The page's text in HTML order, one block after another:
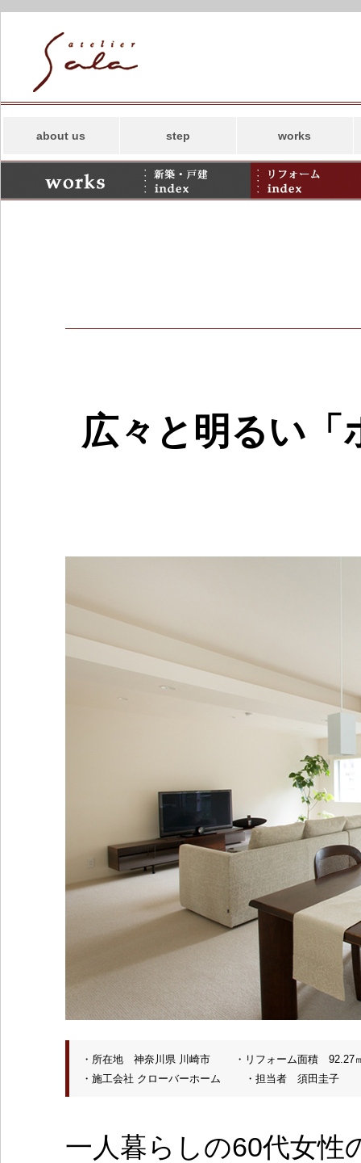
about us
コンセプト
事務所案内
アトリエサラの
SDGs
step works
新築
リフォーム
併用住宅・その他
広々と明るい「
・所在地 神奈川県 川崎市 ・リフォーム面積
・施工会社 クローバーホーム ・担当者 須田圭子
一人暮らしの60代女